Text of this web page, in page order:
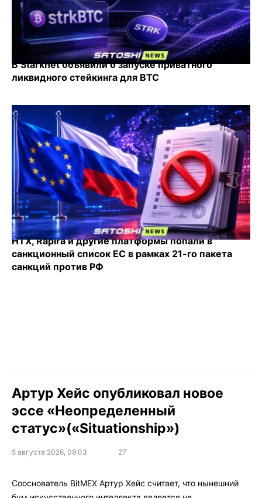
В Starknet объявили о запуске приватного
ликвидного стейкинга для BTC
HTX, Rapira и другие платформы попали в
санкционный список ЕС в рамках 21-го пакета
санкций против РФ
Артур Хейс опубликовал новое
эссе «Неопределенный
статус»(«Situationship»)
5 августа 2026, 09:03 27
Сооснователь BitMEX Артур Хейс считает, что нынешний